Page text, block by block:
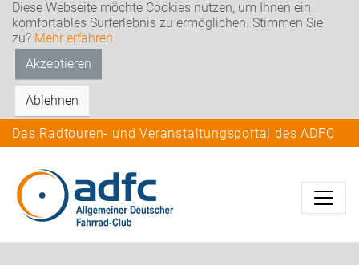
Diese Webseite möchte Cookies nutzen, um Ihnen ein
komfortables Surferlebnis zu ermöglichen. Stimmen Sie
zu? Mehr erfahren
Akzeptieren
Ablehnen
Das Radtouren- und Veranstaltungsportal des ADFC